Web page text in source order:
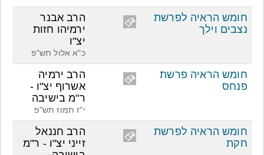
חומש הראיה לפרשת
נצבים וילך
הרב אבנר
ירמיהו חזות
יצ"ו
כ"א אלול תש"פ
חומש הראיה פרשת
פנחס
הרב ירמיה
אשרוף יצ"ו -
ר"מ בישיבה
י"ז תמוז תש"פ
חומש הראיה לפרשת
חקת
הרב חננאל
זייני יצ"ו - ר"מ